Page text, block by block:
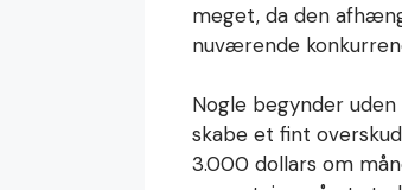
meget, da den
nuværende
Nogle begynder
skabe et fint
3.000 dollars om